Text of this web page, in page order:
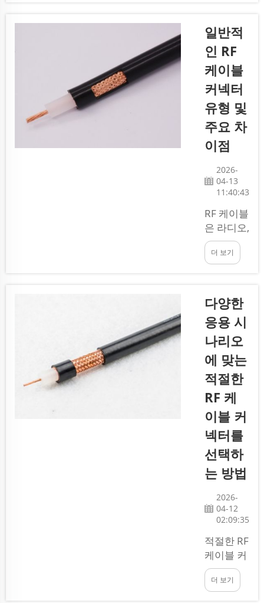
남성 커넥
터는 RF
및 무선 통
신 시스템
에서 사용
되는 핵심
부품입니
다. 이러
한 커넥터
는 무선 신
호를 송신
하고 수신
하는 데 도
움을 줍니
다. 엘레
순
(Elesun)
은 자부심
이 커넥터
를 제조하
며, 이는 …
로 유명합
니다.
일반적
인 RF
케이블
커넥터
유형 및
주요 차
이점
2026-
04-13
11:40:43
RF 케이블
은 라디오,
TV, 휴대
전화와 같
는 데 매우
중요한 역
할을 합니
다. 이 케
이블은 신
호를 전달
하여 우리
가 방송 프
로그램이
나 음악을
즐길 수 있
도록 도와
줍니다.
그러나 이
러한 연결
을 제대로
작동시키
려면 적절
한 종류의
커넥터가
필요합니
다. 커넥
더 보기
다양한
응용 시
나리오
에 맞는
적절한
RF 케
이블 커
넥터를
선택하
는 방법
2026-
04-12
02:09:35
적절한 RF
케이블 커
넥터를 선
택하는 일
더 보기